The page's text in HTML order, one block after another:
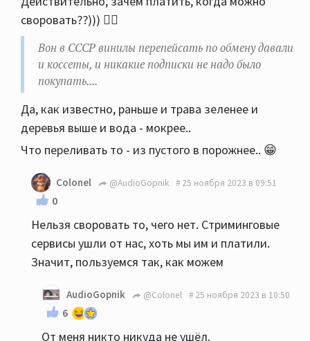
коссеты, и никакие подписки не надо было
покупать.... Только ленту покупай.
своровать??))) 🤷‍♂️
Вон в СССР винилы перепейсать по обмену давали
и коссеты, и никакие подписки не надо было
покупать....
Да, как известно, раньше и трава зеленее и
деревья выше и вода - мокрее..
Что переливать то - из пустого в порожнее.. 😁
Colonel @AudioGopnik 25 ноября 2023 в 09:51
0
Нельзя своровать то, чего нет. Стриминговые
сервисы ушли от нас, хоть мы им и платили.
Значит, пользуемся так, как можем
AudioGopnik @Colonel 25 ноября 2023 в 10:50
6
От меня никто никуда не ушёл.